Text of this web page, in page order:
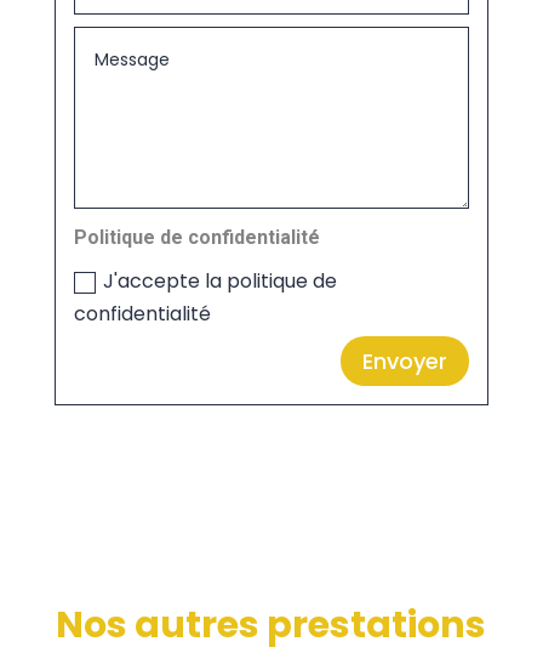
Politique de confidentialité
J'accepte la politique de
confidentialité
Envoyer
Nos autres prestations